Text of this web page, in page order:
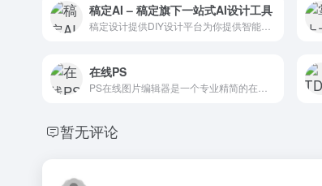
稿定AI – 稿定旗下一站式AI设计工具
在线PS
暂无评论